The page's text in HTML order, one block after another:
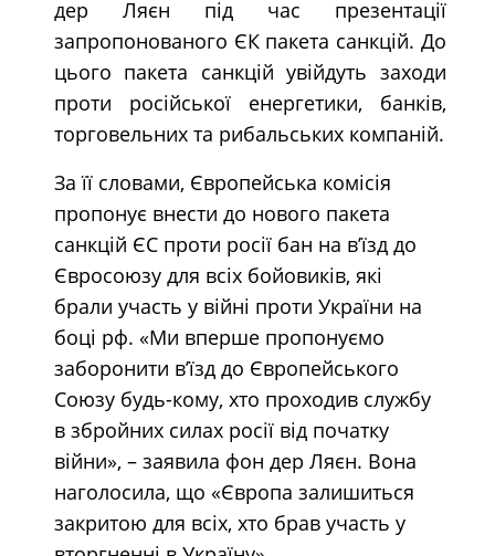
дер Ляєн під час презентації
запропонованого ЄК пакета санкцій. До
цього пакета санкцій увійдуть заходи
проти російської енергетики, банків,
торговельних та рибальських компаній.
За її словами, Європейська комісія
пропонує внести до нового пакета
санкцій ЄС проти росії бан на вʼїзд до
Євросоюзу для всіх бойовиків, які
брали участь у війні проти України на
боці рф. «Ми вперше пропонуємо
заборонити в’їзд до Європейського
Союзу будь-кому, хто проходив службу
в збройних силах росії від початку
війни», – заявила фон дер Ляєн. Вона
наголосила, що «Європа залишиться
закритою для всіх, хто брав участь у